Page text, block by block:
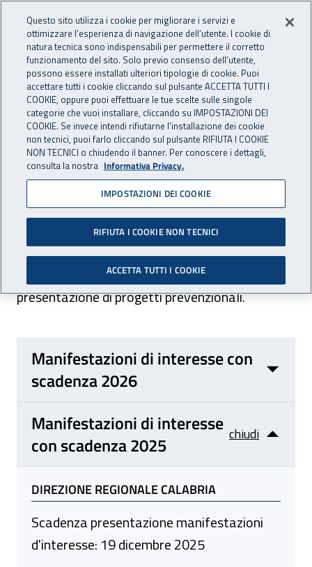
INAIL - Istituto Nazionale
PREVENZIONE
E SICUREZZA
Apri cerca
Navigazione principale
Navigazione - Ti trovi in:
Home Prevenzione E Sicurezza
Prevenzione e sicurezza
Finanziamenti per la sicurezza
Finanziamenti ad enti ed organismi
Manifestazioni di interesse -
avvisi pubblici regionali
Manifestazioni di interesse
- avvisi pubblici regionali
Avvisi delle manifestazioni d'interesse per la
presentazione di progetti prevenzionali.
Manifestazioni di interesse con
scadenza 2026
Manifestazioni di interesse
con scadenza 2025
chiudi
DIREZIONE REGIONALE CALABRIA
Scadenza presentazione manifestazioni
d'interesse: 19 dicembre 2025
Questo sito utilizza i cookie per migliorare i servizi e
ottimizzare l’esperienza di navigazione dell’utente. I cookie di
natura tecnica sono indispensabili per permettere il corretto
funzionamento del sito. Solo previo consenso dell’utente,
possono essere installati ulteriori tipologie di cookie. Puoi
accettare tutti i cookie cliccando sul pulsante ACCETTA TUTTI I
COOKIE, oppure puoi effettuare le tue scelte sulle singole
categorie che vuoi installare, cliccando su IMPOSTAZIONI DEI
COOKIE. Se invece intendi rifiutarne l’installazione dei cookie
non tecnici, puoi farlo cliccando sul pulsante RIFIUTA I COOKIE
NON TECNICI o chiudendo il banner. Per conoscere i dettagli,
consulta la nostra Informativa Privacy.
IMPOSTAZIONI DEI COOKIE
RIFIUTA I COOKIE NON TECNICI
ACCETTA TUTTI I COOKIE